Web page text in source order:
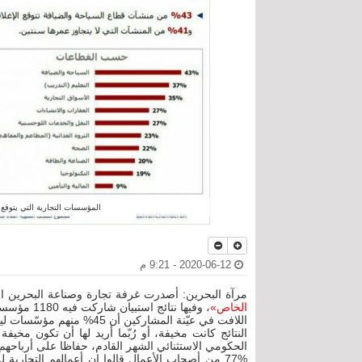
المؤسسات التجارية التي
مرآة البحرين: أصدرت غرفة تجارة وصناعة البحرين
الخاص»، وفيها نتائج استبيان شاركت فيه 1180 مؤسسة.
اللافت في عيّنة المشاركين أن 45% منهم مؤسّسات ليس لديها أي موظّف بحريني، و43% غالبية موظفيهم أجانب.
النتائج كانت مخيفة، أو رُبّما أريد لها أن تكون
الحكومي الاستثنائي الشهر القادم، حفاظا على